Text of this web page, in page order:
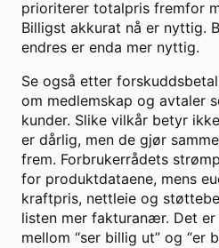
prioriterer totalpris fremfor
Billigst akkurat nå er nyttig.
endres er enda mer nyttig.
Se også etter
om medlemskap og avtaler
kunder. Slike vilkår betyr
er dårlig, men de gjør
frem. Forbrukerrådets
for produktdataene, mens
kraftpris, nettleie og
listen mer fakturanær. Det
mellom “ser billig ut” og “er